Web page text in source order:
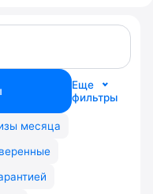
Еще
фильтры
месяца